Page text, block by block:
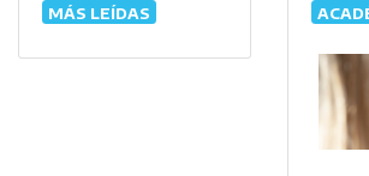
MÁS LEÍDAS